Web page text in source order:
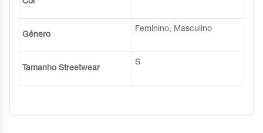
Género
Feminino, Masculino
Tamanho Streetwear
S